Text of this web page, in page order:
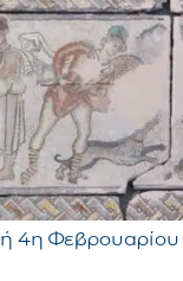
4η Φεβρουαρίου